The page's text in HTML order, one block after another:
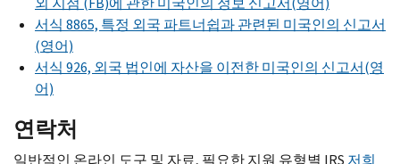
서식 8865, 특정 외국 파트너쉽과 관련된 미국인의 신고서
(영어)
서식 926, 외국 법인에 자산을 이전한 미국인의 신고서(영
어)
연락처
일반적인 온라인 도구 및 자료, 필요한 지원 유형별 IRS 저희